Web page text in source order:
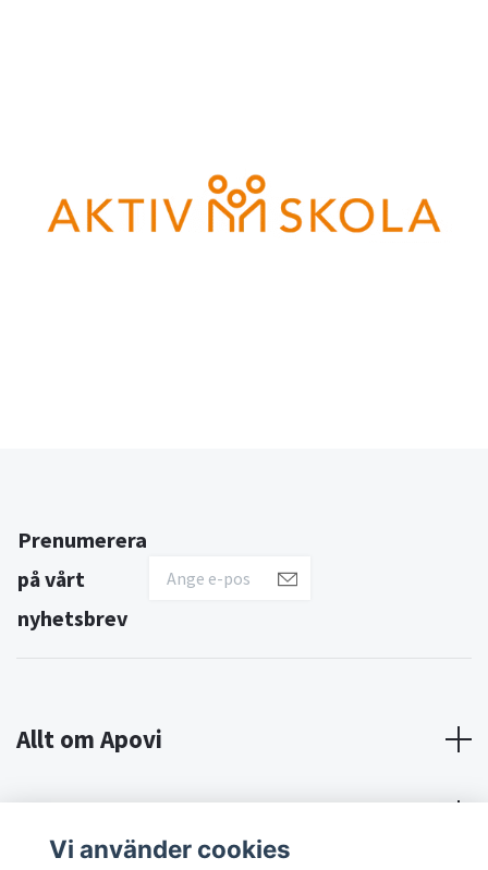
Prenumerera
på vårt
nyhetsbrev
Allt om Apovi
Om Apovi
Vi använder cookies